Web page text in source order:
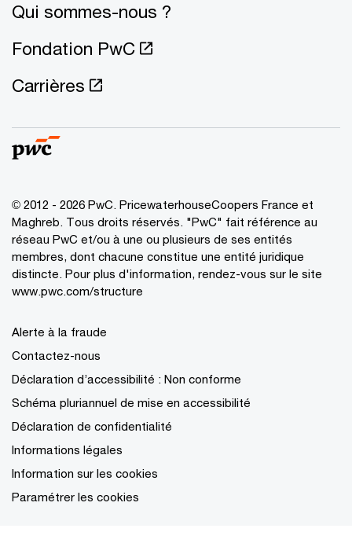
Qui sommes-nous ?
Fondation PwC
Carrières
© 2012 - 2026 PwC. PricewaterhouseCoopers France et
Maghreb. Tous droits réservés. "PwC" fait référence au
réseau PwC et/ou à une ou plusieurs de ses entités
membres, dont chacune constitue une entité juridique
distincte. Pour plus d'information, rendez-vous sur le site
www.pwc.com/structure
Alerte à la fraude
Contactez-nous
Déclaration d’accessibilité : Non conforme
Schéma pluriannuel de mise en accessibilité
Déclaration de confidentialité
Informations légales
Information sur les cookies
Paramétrer les cookies